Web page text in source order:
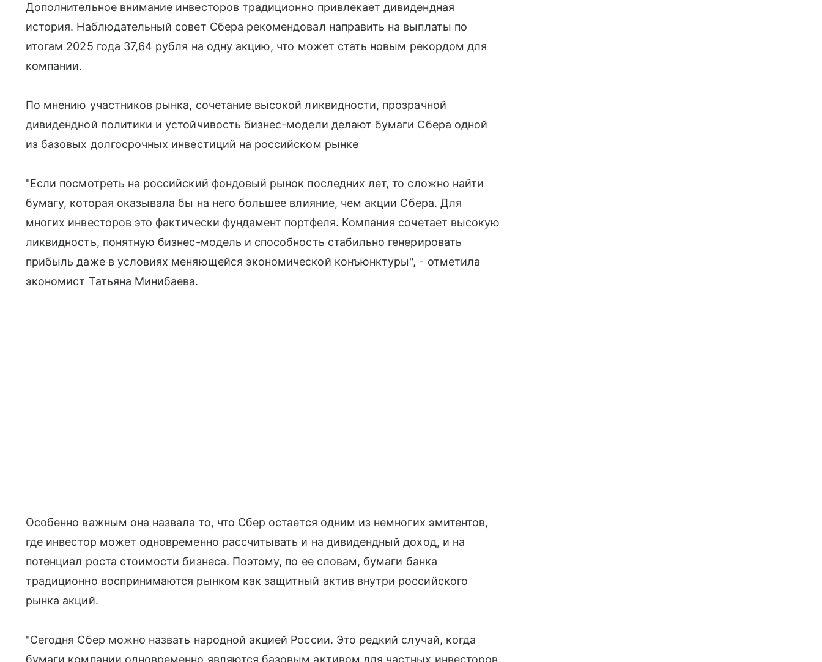
Дополнительное внимание инвесторов традиционно привлекает дивидендная
история. Наблюдательный совет Сбера рекомендовал направить на выплаты по
итогам 2025 года 37,64 рубля на одну акцию, что может стать новым рекордом для
компании.
По мнению участников рынка, сочетание высокой ликвидности, прозрачной
дивидендной политики и устойчивость бизнес-модели делают бумаги Сбера одной
из базовых долгосрочных инвестиций на российском рынке
"Если посмотреть на российский фондовый рынок последних лет, то сложно найти
бумагу, которая оказывала бы на него большее влияние, чем акции Сбера. Для
многих инвесторов это фактически фундамент портфеля. Компания сочетает высокую
ликвидность, понятную бизнес-модель и способность стабильно генерировать
прибыль даже в условиях меняющейся экономической конъюнктуры", - отметила
экономист Татьяна Минибаева.
Особенно важным она назвала то, что Сбер остается одним из немногих эмитентов,
где инвестор может одновременно рассчитывать и на дивидендный доход, и на
потенциал роста стоимости бизнеса. Поэтому, по ее словам, бумаги банка
традиционно воспринимаются рынком как защитный актив внутри российского
рынка акций.
"Сегодня Сбер можно назвать народной акцией России. Это редкий случай, когда
бумаги компании одновременно являются базовым активом для частных инвесторов,